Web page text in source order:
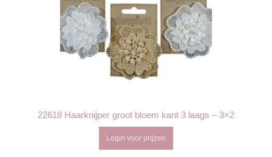
22618 Haarknijper groot bloem kant 3 laags – 3×2
Login voor prijzen